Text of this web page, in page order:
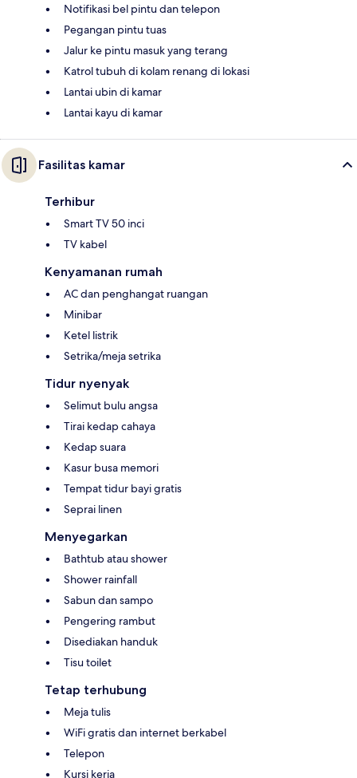
Notifikasi bel pintu dan telepon
Pegangan pintu tuas
Jalur ke pintu masuk yang terang
Katrol tubuh di kolam renang di lokasi
Lantai ubin di kamar
Lantai kayu di kamar
Fasilitas kamar
Terhibur
Smart TV 50 inci
TV kabel
Kenyamanan rumah
AC dan penghangat ruangan
Minibar
Ketel listrik
Setrika/meja setrika
Tidur nyenyak
Selimut bulu angsa
Tirai kedap cahaya
Kedap suara
Kasur busa memori
Tempat tidur bayi gratis
Seprai linen
Menyegarkan
Bathtub atau shower
Shower rainfall
Sabun dan sampo
Pengering rambut
Disediakan handuk
Tisu toilet
Tetap terhubung
Meja tulis
WiFi gratis dan internet berkabel
Telepon
Kursi kerja